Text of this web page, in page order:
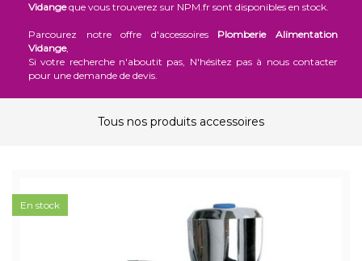
Vidangeque vous trouverez sur NPM.fr sont disponibles en stock.
Parcourez notre offre d'accessoires Plomberie Alimentation
Vidange,
Si votre recherche n'aboutit pas, N'hésitez pas à nous contacter
pour une demande de devis.
Tous nos produits accessoires
En stock